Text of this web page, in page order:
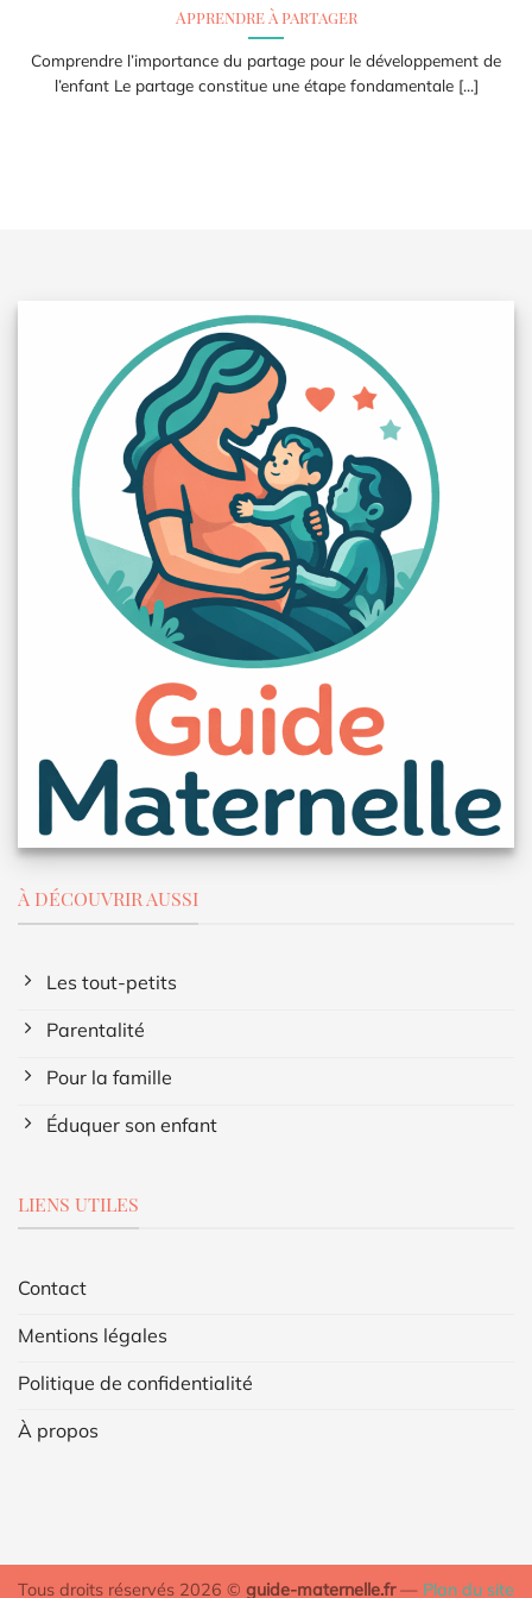
Apprendre à partager
Comprendre l’importance du partage pour le développement de
l’enfant Le partage constitue une étape fondamentale [...]
À DÉCOUVRIR AUSSI
Les tout-petits
Parentalité
Pour la famille
Éduquer son enfant
LIENS UTILES
Contact
Mentions légales
Politique de confidentialité
À propos
Tous droits réservés 2026 © guide-maternelle.fr— Plan du site